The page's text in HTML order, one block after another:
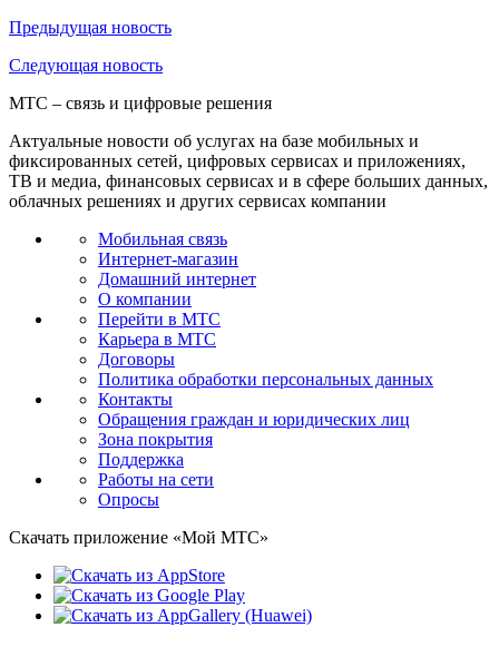
Предыдущая новость
Следующая новость
МТС – связь и цифровые решения
Актуальные новости об услугах на базе мобильных и
фиксированных сетей, цифровых сервисах и приложениях,
ТВ и медиа, финансовых сервисах и в сфере больших данных,
облачных решениях и других сервисах компании
Мобильная связь
Интернет-магазин
Домашний интернет
О компании
Перейти в МТС
Карьера в МТС
Договоры
Политика обработки персональных данных
Контакты
Обращения граждан и юридических лиц
Зона покрытия
Поддержка
Работы на сети
Опросы
Скачать приложение «Мой МТС»